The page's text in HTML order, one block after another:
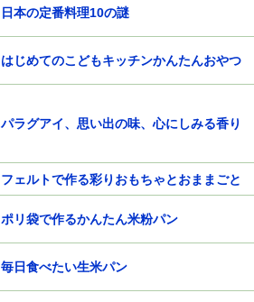
日本の定番料理10の謎
はじめてのこどもキッチンかんたんおやつ
パラグアイ、思い出の味、心にしみる香り
フェルトで作る彩りおもちゃとおままごと
ポリ袋で作るかんたん米粉パン
毎日食べたい生米パン